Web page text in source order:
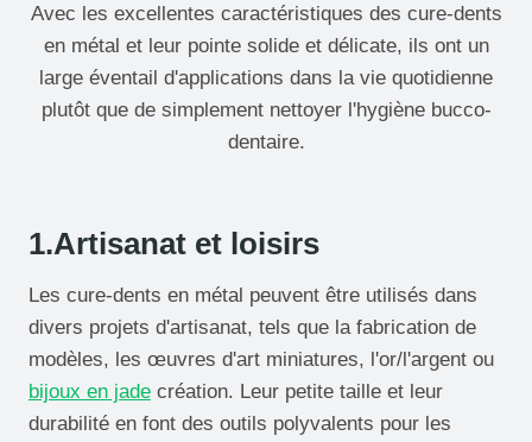
Avec les excellentes caractéristiques des cure-dents
en métal et leur pointe solide et délicate, ils ont un
large éventail d'applications dans la vie quotidienne
plutôt que de simplement nettoyer l'hygiène bucco-
dentaire.
1.Artisanat et loisirs
Les cure-dents en métal peuvent être utilisés dans
divers projets d'artisanat, tels que la fabrication de
modèles, les œuvres d'art miniatures, l'or/l'argent ou
bijoux en jade création. Leur petite taille et leur
durabilité en font des outils polyvalents pour les